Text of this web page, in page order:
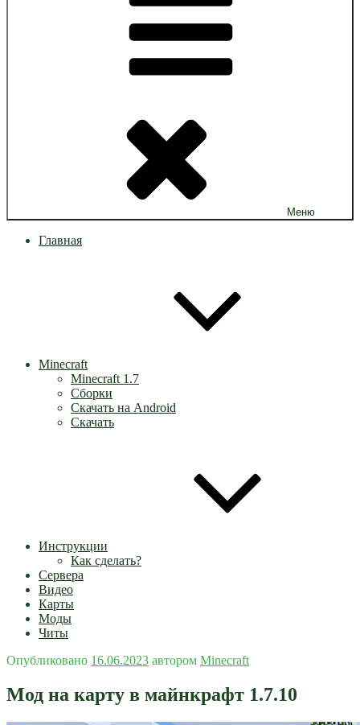
Меню
Главная
Minecraft
Minecraft 1.7
Сборки
Скачать на Android
Скачать
Инструкции
Как сделать?
Сервера
Видео
Карты
Моды
Читы
Опубликовано 16.06.2023 автором Minecraft
Мод на карту в майнкрафт 1.7.10